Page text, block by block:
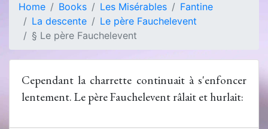
Home Books Les Misérables
Fantine
La descente
Le père Fauchelevent
§ Le père Fauchelevent
Cependant la charrette continuait à s'enfoncer
lentement. Le père Fauchelevent râlait et hurlait: